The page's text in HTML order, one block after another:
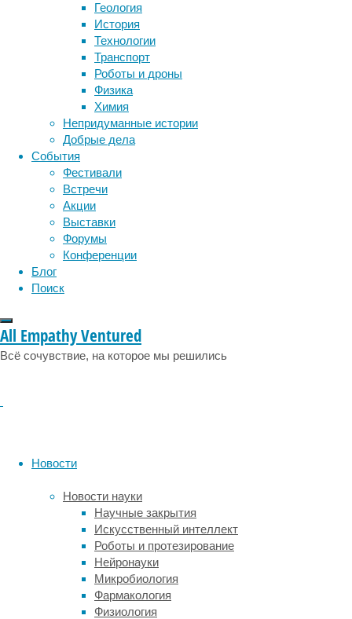
Геология
История
Технологии
Транспорт
Роботы и дроны
Физика
Химия
Непридуманные истории
Добрые дела
События
Фестивали
Встречи
Акции
Выставки
Форумы
Конференции
Блог
Поиск
All Empathy Ventured
Всё сочувствие, на которое мы решились
Новости
Новости науки
Научные закрытия
Искусственный интеллект
Роботы и протезирование
Нейронауки
Микробиология
Фармакология
Физиология
Histoire
mensonge)
французского
писателя
режиссера
Тибо
Лё
Тексьера
и
рассказывает
о
том,
что
эксперимент
подробностях
этой
истории,
Стэнфордский
эксперимент
был
сомнительным
самого
начала,
читайте
инструменты и методы
исследования
лекарства медицина
мозг наука
нейробиология
нейрофизиология
поведение
сон социальные проблемы
физиология
эмоции эпидемия